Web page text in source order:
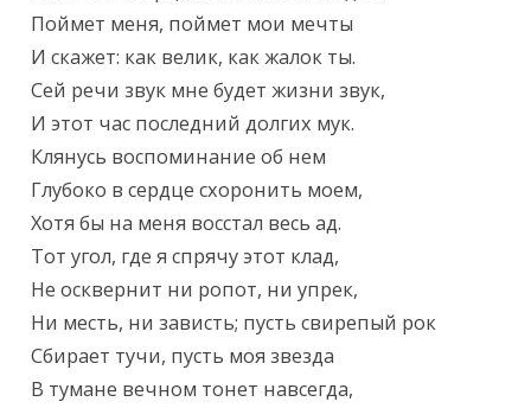
Поймет меня, поймет мои мечты
И скажет: как велик, как жалок ты.
Сей речи звук мне будет жизни звук,
И этот час последний долгих мук.
Клянусь воспоминание об нем
Глубоко в сердце схоронить моем,
Хотя бы на меня восстал весь ад.
Тот угол, где я спрячу этот клад,
Не осквернит ни ропот, ни упрек,
Ни месть, ни зависть; пусть свирепый рок
Сбирает тучи, пусть моя звезда
В тумане вечном тонет навсегда,